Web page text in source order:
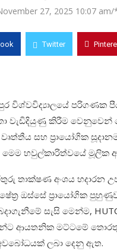
27, 2025 10:07 am/
Twitter
විශ්වවිද්‍යාලයේපරිගණක
වැඩිදියුණු කිරීම වෙනුවෙන්
වෘත්තීය සහ ප්‍රායෝගික
මෙම හවුල්කාරිත්වයේ මූලික
තාක්ෂණ අංශය හදාරන
ඔස්සේ ප්‍රායෝගික
සැසි මෙන්ම,
ආයතනික මට්ටමේ
ලබා දෙනු ඇත.